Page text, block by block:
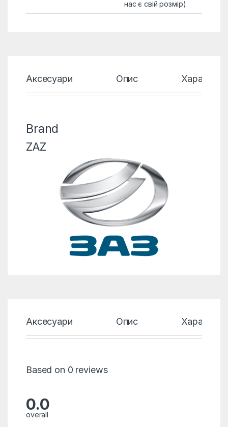
нас є свій розмір)
Аксесуари Опис
Brand
ZAZ
Аксесуари Опис
Based on 0 reviews
0.0
overall